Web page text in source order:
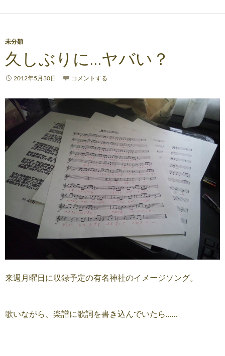
未分類
久しぶりに…ヤバい？
2012年5月30日 コメントする
来週月曜日に収録予定の有名神社のイメージソング。
歌いながら、楽譜に歌詞を書き込んでいたら……